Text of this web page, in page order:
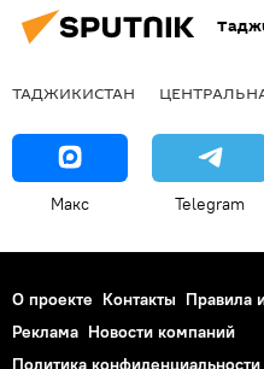
ТАДЖИКИСТАН
Макс Telegram
О проекте Контакты Правила
Реклама Новости компаний
Политика конфиденциальности